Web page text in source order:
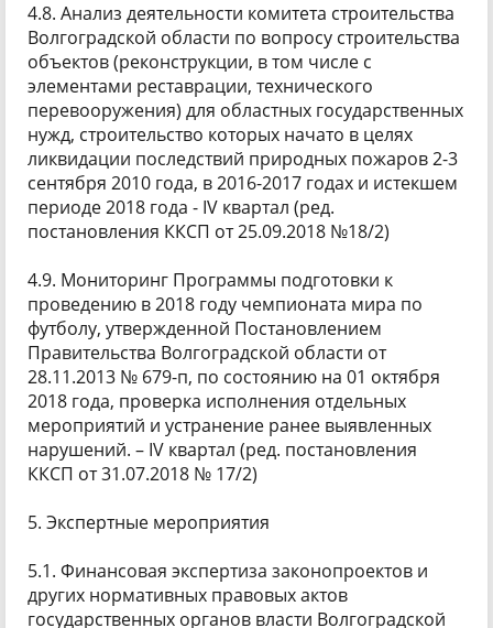
4.8. Анализ деятельности комитета строительства
Волгоградской области по вопросу строительства
объектов (реконструкции, в том числе с
элементами реставрации, технического
перевооружения) для областных государственных
нужд, строительство которых начато в целях
ликвидации последствий природных пожаров 2-3
сентября 2010 года, в 2016-2017 годах и истекшем
периоде 2018 года - IV квартал (ред.
постановления ККСП от 25.09.2018 №18/2)
4.9. Мониторинг Программы подготовки к
проведению в 2018 году чемпионата мира по
футболу, утвержденной Постановлением
Правительства Волгоградской области от
28.11.2013 № 679-п, по состоянию на 01 октября
2018 года, проверка исполнения отдельных
мероприятий и устранение ранее выявленных
нарушений. – IV квартал (ред. постановления
ККСП от 31.07.2018 № 17/2)
5. Экспертные мероприятия
5.1. Финансовая экспертиза законопроектов и
других нормативных правовых актов
государственных органов власти Волгоградской